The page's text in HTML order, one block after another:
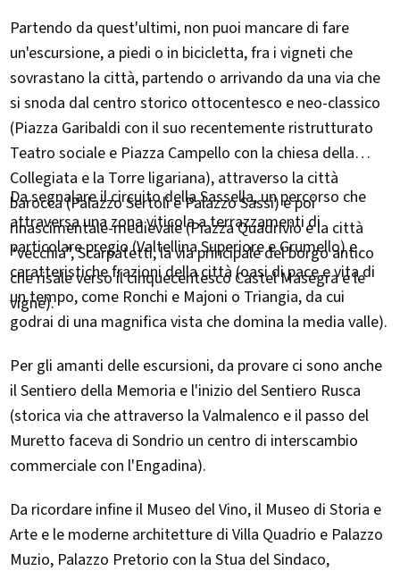
Partendo da quest'ultimi, non puoi mancare di fare
un'escursione, a piedi o in bicicletta, fra i vigneti che
sovrastano la città, partendo o arrivando da una via che
si snoda dal centro storico ottocentesco e neo-classico
(Piazza Garibaldi con il suo recentemente ristrutturato
Teatro sociale e Piazza Campello con la chiesa della
Collegiata e la Torre ligariana), attraverso la città
barocca (Palazzo Sertoli e Palazzo Sassi) e poi
rinascimentale-medievale (Piazza Quadrivio e la città
“vecchia”, Scarpatetti, la via principale del borgo antico
che risale verso il cinquecentesco Castel Masegra e le
vigne).
Da segnalare il circuito della Sassella, un percorso che
attraversa una zona viticola a terrazzamenti di
particolare pregio (Valtellina Superiore e Grumello) e
caratteristiche frazioni della città (oasi di pace e vita di
un tempo, come Ronchi e Majoni o Triangia, da cui
godrai di una magnifica vista che domina la media valle).
Per gli amanti delle escursioni, da provare ci sono anche
il Sentiero della Memoria e l'inizio del Sentiero Rusca
(storica via che attraverso la Valmalenco e il passo del
Muretto faceva di Sondrio un centro di interscambio
commerciale con l'Engadina).
Da ricordare infine il Museo del Vino, il Museo di Storia e
Arte e le moderne architetture di Villa Quadrio e Palazzo
Muzio, Palazzo Pretorio con la Stua del Sindaco,